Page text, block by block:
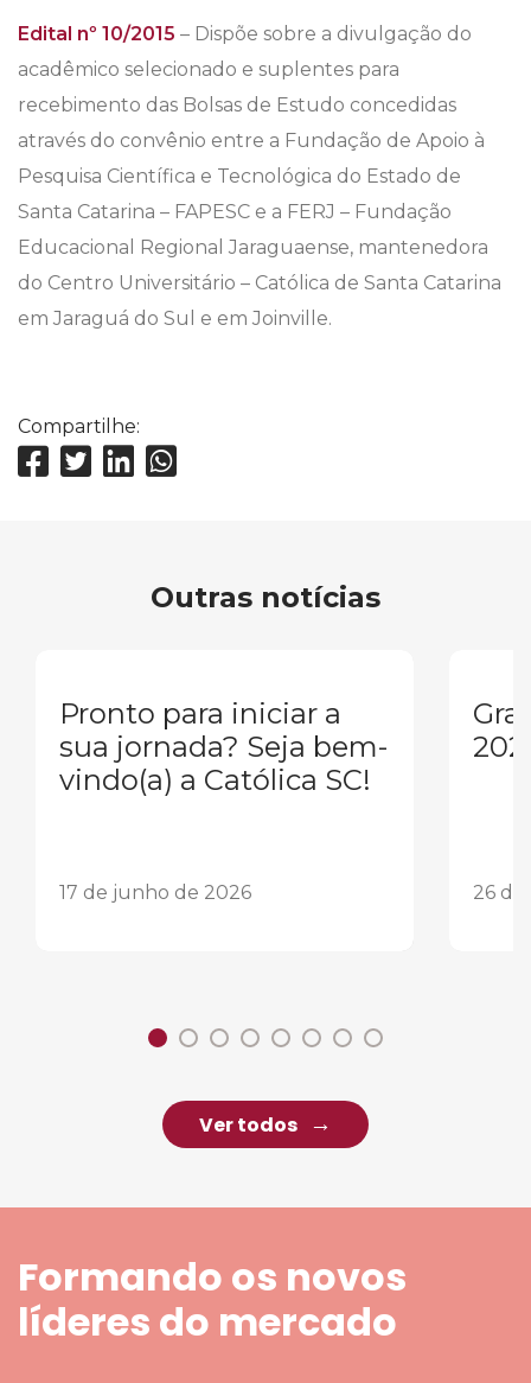
Edital nº 10/2015 – Dispõe sobre a divulgação do
acadêmico selecionado e suplentes para
recebimento das Bolsas de Estudo concedidas
através do convênio entre a Fundação de Apoio à
Pesquisa Científica e Tecnológica do Estado de
Santa Catarina – FAPESC e a FERJ – Fundação
Educacional Regional Jaraguaense, mantenedora
do Centro Universitário – Católica de Santa Catarina
em Jaraguá do Sul e em Joinville.
Compartilhe:
Outras notícias
Pronto para iniciar a
sua jornada? Seja bem-
vindo(a) a Católica SC!
17 de junho de 2026 26 de
Ver todos
Formando os novos
líderes do mercado